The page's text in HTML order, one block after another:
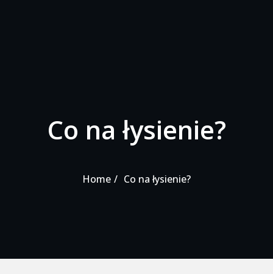
Co na łysienie?
Home Co na łysienie?